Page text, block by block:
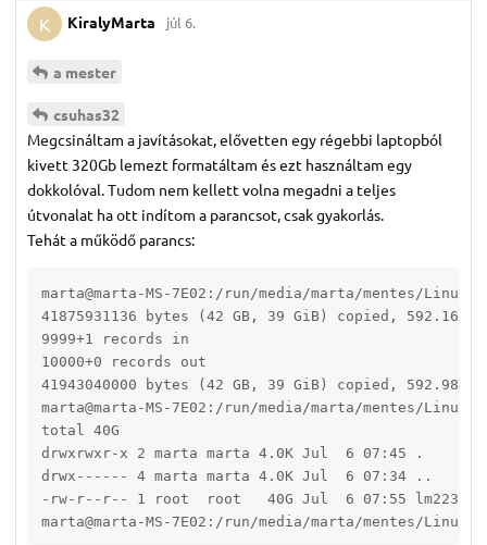
K KiralyMarta júl 6.
a mester
csuhas32
Megcsináltam a javításokat, elővetten egy régebbi laptopból
kivett 320Gb lemezt formatáltam és ezt használtam egy
dokkolóval. Tudom nem kellett volna megadni a teljes
útvonalat ha ott indítom a parancsot, csak gyakorlás.
Tehát a működő parancs:
marta@marta-MS-7E02:/run/media/marta/mentes/
41875931136 bytes (42 GB, 39 GiB) copied, 592.162
9999+1 records in
10000+0 records out
41943040000 bytes (42 GB, 39 GiB) copied, 592.984
marta@marta-MS-7E02:/run/media/marta/mentes/
total 40G
drwxrwxr-x 2 marta marta 4.0K Jul  6 07:45 .
drwx------ 4 marta marta 4.0K Jul  6 07:34 ..
-rw-r--r-- 1 root  root   40G Jul  6 07:55
marta@marta-MS-7E02:/run/media/marta/mentes/